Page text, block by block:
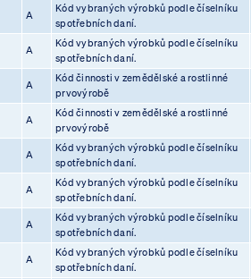
A
Kód vybraných výrobků podle číselníku
spotřebních daní.
A
Kód vybraných výrobků podle číselníku
spotřebních daní.
A
Kód činnosti v zemědělské a rostlinné
prvovýrobě
A
Kód činnosti v zemědělské a rostlinné
prvovýrobě
A
Kód vybraných výrobků podle číselníku
spotřebních daní.
A
Kód vybraných výrobků podle číselníku
spotřebních daní.
A
Kód vybraných výrobků podle číselníku
spotřebních daní.
A
Kód vybraných výrobků podle číselníku
spotřebních daní.